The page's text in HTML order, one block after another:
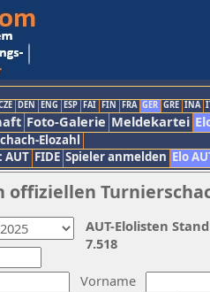
DEN ENG ESP FAI FIN FRA GER GRE INA
Foto-Galerie Meldekartei
Elozahl
AUT FIDE Spieler anmelden Elo
Vorname
AUT-Elolisten
7.518